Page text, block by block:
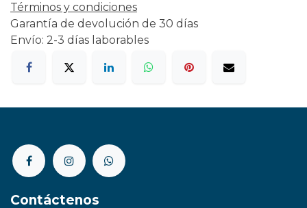
Términos y condiciones
Garantía de devolución de 30 días
Envío: 2-3 días laborables
Contáctenos